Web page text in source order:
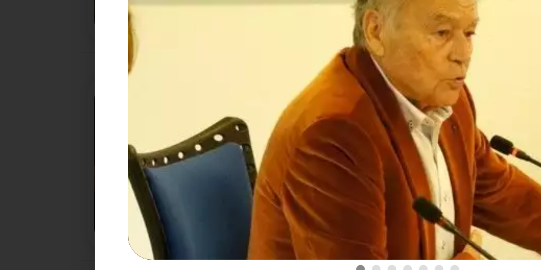
UN NOUVEAU PROJET POUR LE SITE ARC
IRIS
Voir plus
PROCHAINE
CONVOCATION ET ORDRE DU
SYNDICAL DU MERCREDI 28
18/12/2025
COMMENT TRIER VOS DÉCHETS PENDANT
LES FÊTES
Pendant les fêtes de fin d'année ne perdez pas vos